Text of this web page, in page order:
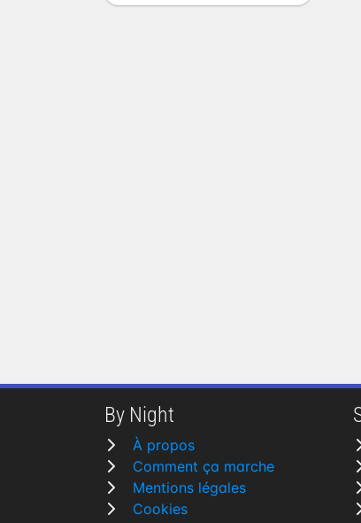
By Night
À propos
Comment ça marche
Mentions légales
Cookies